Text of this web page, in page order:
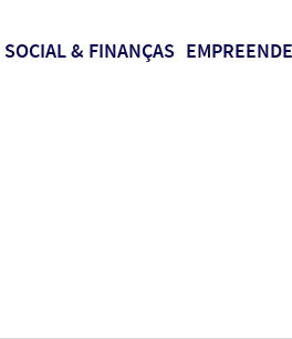
SOCIAL & FINANÇAS